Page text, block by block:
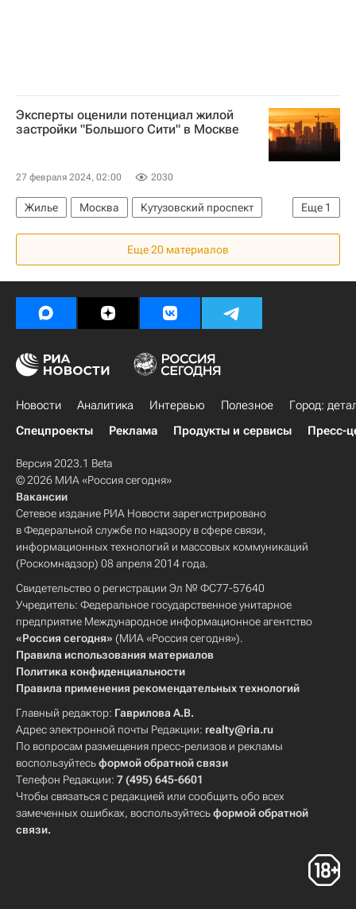
Эксперты оценили потенциал жилой
застройки "Большого Сити" в Москве
27 февраля 2024, 02:00 2030
Еще 1
Жилье Москва
Кутузовский проспект
Строительство
Еще 20 материалов
Новости Аналитика Интервью Полезное
Город:
Спецпроекты
Реклама Продукты и сервисы Пресс-
Версия 2023.1 Beta
© 2026 МИА «Россия сегодня»
Вакансии
Сетевое издание РИА Новости зарегистрировано
в Федеральной службе по надзору в сфере связи,
информационных технологий и массовых коммуникаций
(Роскомнадзор) 08 апреля 2014 года.
Свидетельство о регистрации Эл № ФС77-57640
Учредитель: Федеральное государственное унитарное
предприятие Международное информационное агентство
«Россия сегодня» (МИА «Россия сегодня»).
Правила использования материалов
Политика конфиденциальности
Правила применения рекомендательных технологий
Главный редактор: Гаврилова А.В.
Адрес электронной почты Редакции: realty@ria.ru
По вопросам размещения пресс-релизов и рекламы
воспользуйтесьформой обратной связи
Телефон Редакции: 7 (495) 645-6601
Чтобы связаться с редакцией или сообщить обо всех
замеченных ошибках, воспользуйтесьформой обратной
связи.